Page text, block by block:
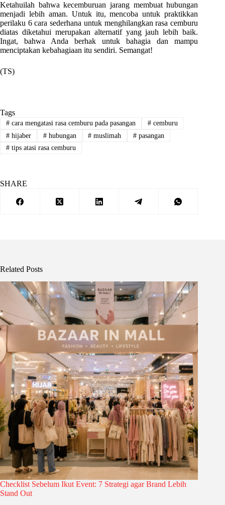
Ketahuilah bahwa kecemburuan jarang membuat hubungan
menjadi lebih aman. Untuk itu, mencoba untuk praktikkan
perilaku 6 cara sederhana untuk menghilangkan rasa cemburu
diatas diketahui merupakan alternatif yang jauh lebih baik.
Ingat, bahwa Anda berhak untuk bahagia dan mampu
menciptakan kebahagiaan itu sendiri. Semangat!
(TS)
Tags
#cara mengatasi rasa cemburu pada pasangan #cemburu
#hijaber #hubungan # muslimah # pasangan
#tips atasi rasa cemburu
SHARE
Related Posts
Checklist Sebelum Ikut Event: 7 Strategi agar Brand Lebih
Stand Out